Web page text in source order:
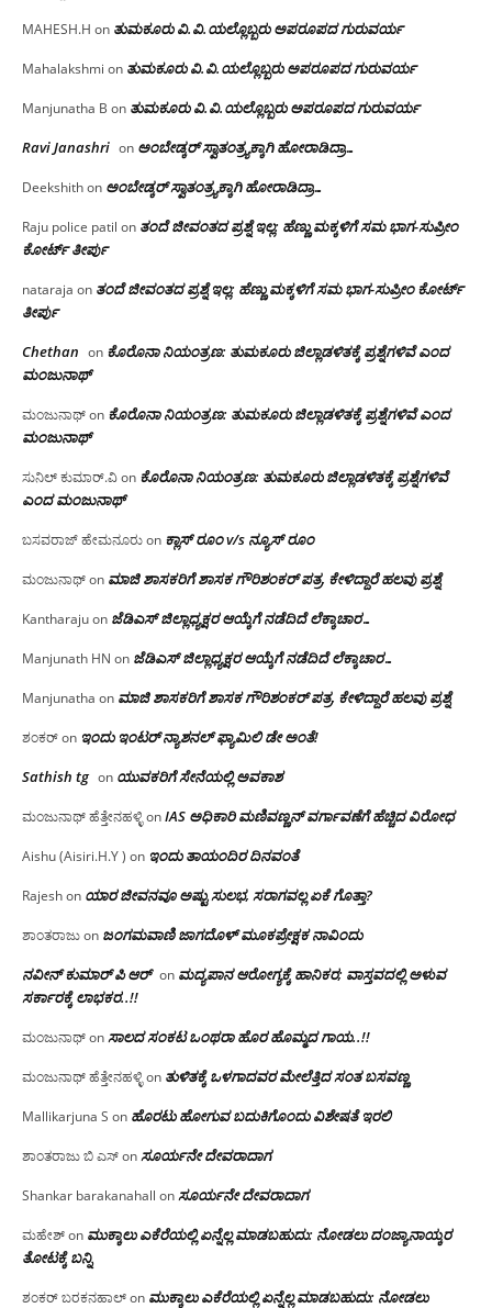
MAHESH.H on ತುಮಕೂರು‌ ವಿ.ವಿ.ಯಲ್ಲೊಬ್ಬರು ಅಪರೂಪದ ಗುರುವರ್ಯ
Mahalakshmi on ತುಮಕೂರು‌ ವಿ.ವಿ.ಯಲ್ಲೊಬ್ಬರು ಅಪರೂಪದ ಗುರುವರ್ಯ
Manjunatha B on ತುಮಕೂರು‌ ವಿ.ವಿ.ಯಲ್ಲೊಬ್ಬರು ಅಪರೂಪದ ಗುರುವರ್ಯ
Ravi Janashri on ಅಂಬೇಡ್ಕರ್ ಸ್ವಾತಂತ್ರ್ಯಕ್ಕಾಗಿ ಹೋರಾಡಿದ್ರಾ…
Deekshithon ಅಂಬೇಡ್ಕರ್ ಸ್ವಾತಂತ್ರ್ಯಕ್ಕಾಗಿ ಹೋರಾಡಿದ್ರಾ…
Raju police patil on ತಂದೆ ಜೀವಂತದ ಪ್ರಶ್ನೆ ಇಲ್ಲ: ಹೆಣ್ಣು ಮಕ್ಕಳಿಗೆ ಸಮ ಭಾಗ-ಸುಪ್ರೀಂ
ಕೋರ್ಟ್ ತೀರ್ಪು
nataraja on ತಂದೆ ಜೀವಂತದ ಪ್ರಶ್ನೆ ಇಲ್ಲ: ಹೆಣ್ಣು ಮಕ್ಕಳಿಗೆ ಸಮ ಭಾಗ-ಸುಪ್ರೀಂ ಕೋರ್ಟ್
ತೀರ್ಪು
Chethan on ಕೊರೊನಾ ನಿಯಂತ್ರಣ: ತುಮಕೂರು ಜಿಲ್ಲಾಡಳಿತಕ್ಕೆ ಪ್ರಶ್ನೆಗಳಿವೆ ಎಂದ
ಮಂಜು‌ನಾಥ್
ಮಂಜುನಾಥ್on ಕೊರೊನಾ ನಿಯಂತ್ರಣ: ತುಮಕೂರು ಜಿಲ್ಲಾಡಳಿತಕ್ಕೆ ಪ್ರಶ್ನೆಗಳಿವೆ ಎಂದ
ಮಂಜು‌ನಾಥ್
ಸುನಿಲ್ ಕುಮಾರ್.ವಿon ಕೊರೊನಾ ನಿಯಂತ್ರಣ: ತುಮಕೂರು ಜಿಲ್ಲಾಡಳಿತಕ್ಕೆ ಪ್ರಶ್ನೆಗಳಿವೆ
ಎಂದ ಮಂಜು‌ನಾಥ್
ಬಸವರಾಜ್ ಹೇಮನೂರುon ಕ್ಲಾಸ್ ರೂಂ v/s ನ್ಯೂಸ್ ರೂಂ
ಮಂಜುನಾಥ್on ಮಾಜಿ ಶಾಸಕರಿಗೆ ಶಾಸಕ ಗೌರಿಶಂಕರ್ ಪತ್ರ, ಕೇಳಿದ್ದಾರೆ ಹಲವು ಪ್ರಶ್ನೆ
Kantharajuon ಜೆಡಿಎಸ್ ಜಿಲ್ಲಾಧ್ಯಕ್ಷರ ಆಯ್ಕೆಗೆ ನಡೆದಿದೆ ಲೆಕ್ಕಾಚಾರ…
Manjunath HN on ಜೆಡಿಎಸ್ ಜಿಲ್ಲಾಧ್ಯಕ್ಷರ ಆಯ್ಕೆಗೆ ನಡೆದಿದೆ ಲೆಕ್ಕಾಚಾರ…
Manjunatha on ಮಾಜಿ ಶಾಸಕರಿಗೆ ಶಾಸಕ ಗೌರಿಶಂಕರ್ ಪತ್ರ, ಕೇಳಿದ್ದಾರೆ ಹಲವು ಪ್ರಶ್ನೆ
ಶಂಕರ್on ಇಂದು ಇಂಟರ್ ನ್ಯಾಶನಲ್ ಫ್ಯಾಮಿಲಿ ಡೇ ಅಂತೆ!
Sathish tg on ಯುವಕರಿಗೆ ಸೇನೆಯಲ್ಲಿ ಅವಕಾಶ
ಮಂಜುನಾಥ್ ಹೆತ್ತೇನಹಳ್ಳಿonIAS ಅಧಿಕಾರಿ ಮಣಿವಣ್ಣನ್ ವರ್ಗಾವಣೆಗೆ ಹೆಚ್ಚಿದ‌ ವಿರೋಧ
Aishu (Aisiri.H.Y ) on ಇಂದು ತಾಯಂದಿರ ದಿನವಂತೆ
Rajeshon ಯಾರ ಜೀವನವೂ ಅಷ್ಟು ಸುಲಭ, ಸರಾಗವಲ್ಲ ಏಕೆ ಗೊತ್ತಾ?
ಶಾಂತರಾಜುon ಜಂಗಮವಾಣಿ ಜಾಗದೊಳ್ ಮೂಕಪ್ರೇಕ್ಷಕ ನಾವಿಂದು
ನವೀನ್ ಕುಮಾರ್ ಪಿ ಆರ್ on ಮದ್ಯಪಾನ ಆರೋಗ್ಯಕ್ಕೆ ಹಾನಿಕರ; ವಾಸ್ತವದಲ್ಲಿ ಅಳುವ
ಸರ್ಕಾರಕ್ಕೆ ಲಾಭಕರ..!!
ಮಂಜುನಾಥ್onಸಾಲದ ಸಂಕಟ ಒಂಥರಾ ಹೊರ ಹೊಮ್ಮದ ಗಾಯ..!!
ಮಂಜುನಾಥ್ ಹೆತ್ತೇನಹಳ್ಳಿon ತುಳಿತಕ್ಕೆ ಒಳಗಾದವರ ಮೇಲೆತ್ತಿದ ಸಂತ ಬಸವಣ್ಣ
Mallikarjuna S on ಹೊರಟು ಹೋಗುವ ಬದುಕಿಗೊಂದು ವಿಶೇಷತೆ ಇರಲಿ
ಶಾಂತರಾಜು ಬಿ ಎಸ್onಸೂರ್ಯನೇ ದೇವರಾದಾಗ
Shankar barakanahall onಸೂರ್ಯನೇ ದೇವರಾದಾಗ
ಮಹೇಶ್on ಮುಕ್ಕಾಲು ಎಕೆರೆಯಲ್ಲಿ ಏನ್ನೆಲ್ಲ‌ ಮಾಡಬಹುದು: ನೋಡಲು ದಂಜ್ಯಾನಾಯ್ಕರ
ತೋಟಕ್ಕೆ ಬನ್ನಿ
ಶಂಕರ್ ಬರಕನಹಾಲ್on ಮುಕ್ಕಾಲು ಎಕೆರೆಯಲ್ಲಿ ಏನ್ನೆಲ್ಲ‌ ಮಾಡಬಹುದು: ನೋಡಲು